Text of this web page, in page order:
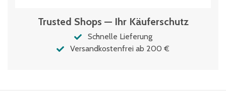
Trusted Shops — Ihr Käuferschutz
Schnelle Lieferung
Versandkostenfrei ab 200 €